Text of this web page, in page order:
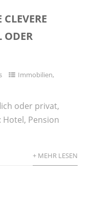
ODER
Immobilien,
oder privat,
Pension
+ MEHR LESEN